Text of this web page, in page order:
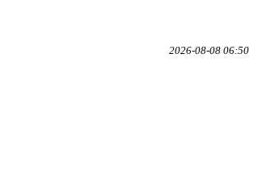
2026-08-08 06:50